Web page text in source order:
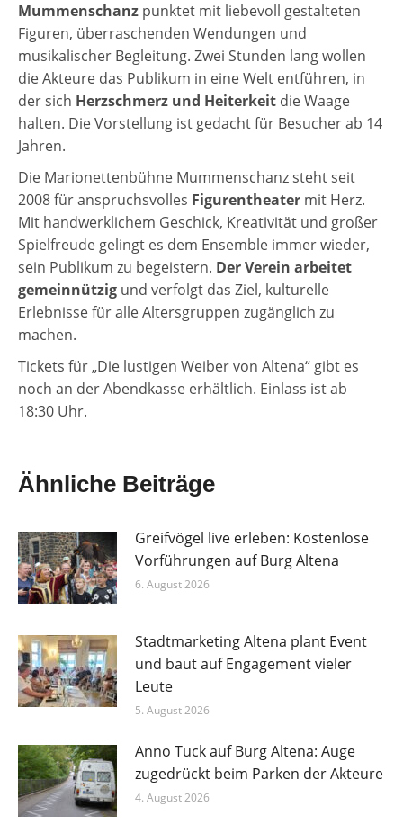
Mummenschanz punktet mit liebevoll gestalteten
Figuren, überraschenden Wendungen und
musikalischer Begleitung. Zwei Stunden lang wollen
die Akteure das Publikum in eine Welt entführen, in
der sich Herzschmerz und Heiterkeit die Waage
halten. Die Vorstellung ist gedacht für Besucher ab 14
Jahren.
Die Marionettenbühne Mummenschanz steht seit
2008 für anspruchsvolles Figurentheater mit Herz.
Mit handwerklichem Geschick, Kreativität und großer
Spielfreude gelingt es dem Ensemble immer wieder,
sein Publikum zu begeistern. Der Verein arbeitet
gemeinnützig und verfolgt das Ziel, kulturelle
Erlebnisse für alle Altersgruppen zugänglich zu
machen.
Tickets für „Die lustigen Weiber von Altena“ gibt es
noch an der Abendkasse erhältlich. Einlass ist ab
18:30 Uhr.
Ähnliche Beiträge
Greifvögel live erleben: Kostenlose
Vorführungen auf Burg Altena
6. August 2026
Stadtmarketing Altena plant Event
und baut auf Engagement vieler
Leute
5. August 2026
Anno Tuck auf Burg Altena: Auge
zugedrückt beim Parken der Akteure
4. August 2026